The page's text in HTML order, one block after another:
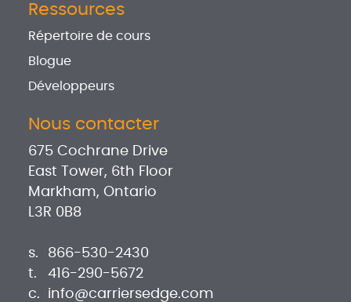
Ressources
Répertoire de cours
Blogue
Développeurs
Nous contacter
675 Cochrane Drive
East Tower, 6th Floor
Markham, Ontario
L3R 0B8
s.
866-530-2430
t.
416-290-5672
c.
info@carriersedge.com